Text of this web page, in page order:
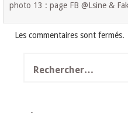
photo 13 : page FB @Lsine &
Les commentaires sont fermés.